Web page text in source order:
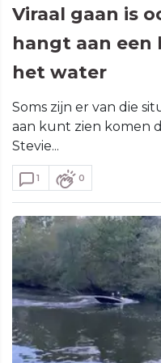
Viraal gaan is
hangt aan een
het water
Soms zijn er van die
aan kunt zien komen
Stevie...
1 0